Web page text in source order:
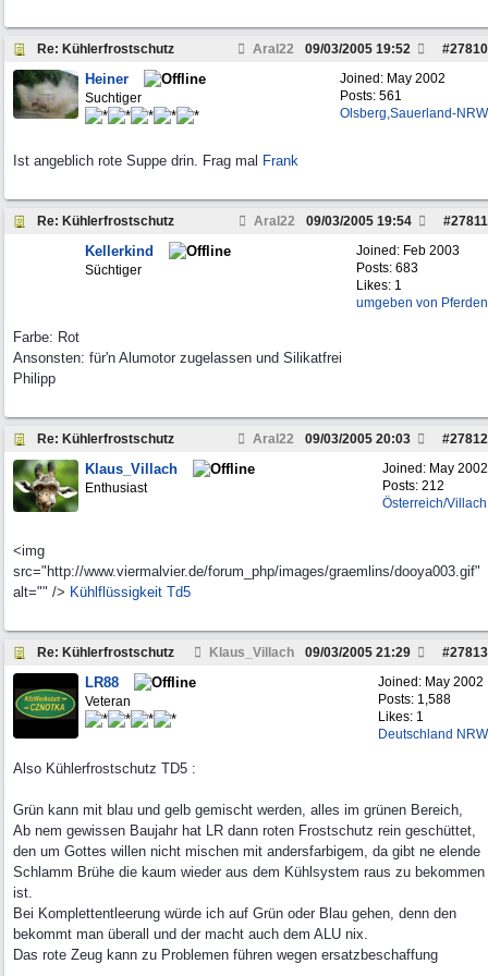
Re: Kühlerfrostschutz Aral22 #27810
09/03/2005 19:52
Joined: May 2002
Posts: 561
Olsberg,Sauerland-NRW
Heiner
Suchtiger
Ist angeblich rote Suppe drin. Frag mal Frank
Re: Kühlerfrostschutz Aral22 #27811
09/03/2005 19:54
Joined: Feb 2003
Posts: 683
Likes: 1
umgeben von Pferden
Kellerkind
Süchtiger
Farbe: Rot
Ansonsten: für'n Alumotor zugelassen und Silikatfrei
Philipp
Re: Kühlerfrostschutz Aral22 #27812
09/03/2005 20:03
Joined: May 2002
Posts: 212
Österreich/Villach
Klaus_Villach
Enthusiast
<img
src="http://www.viermalvier.de/forum_php/images/graemlins/dooya003.gif"
alt="" /> Kühlflüssigkeit Td5
Re: Kühlerfrostschutz Klaus_Villach #27813
09/03/2005 21:29
Joined: May 2002
Posts: 1,588
Likes: 1
Deutschland NRW
LR88
Veteran
Also Kühlerfrostschutz TD5 :
Grün kann mit blau und gelb gemischt werden, alles im grünen Bereich,
Ab nem gewissen Baujahr hat LR dann roten Frostschutz rein geschüttet,
den um Gottes willen nicht mischen mit andersfarbigem, da gibt ne elende
Schlamm Brühe die kaum wieder aus dem Kühlsystem raus zu bekommen
ist.
Bei Komplettentleerung würde ich auf Grün oder Blau gehen, denn den
bekommt man überall und der macht auch dem ALU nix.
Das rote Zeug kann zu Problemen führen wegen ersatzbeschaffung